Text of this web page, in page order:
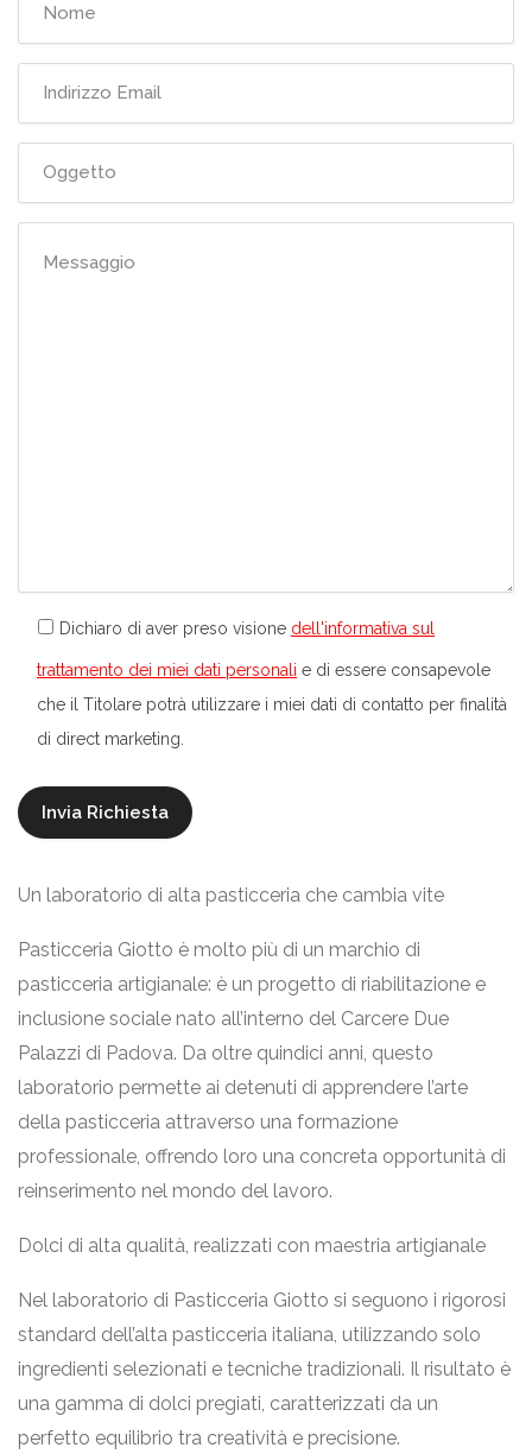
Dichiaro di aver preso visione dell'informativa sul
trattamento dei miei dati personali e di essere consapevole
che il Titolare potrà utilizzare i miei dati di contatto per finalità
di direct marketing.
Un laboratorio di alta pasticceria che cambia vite
Pasticceria Giotto è molto più di un marchio di
pasticceria artigianale: è un progetto di riabilitazione e
inclusione sociale nato all’interno del Carcere Due
Palazzi di Padova. Da oltre quindici anni, questo
laboratorio permette ai detenuti di apprendere l’arte
della pasticceria attraverso una formazione
professionale, offrendo loro una concreta opportunità di
reinserimento nel mondo del lavoro.
Dolci di alta qualità, realizzati con maestria artigianale
Nel laboratorio di Pasticceria Giotto si seguono i rigorosi
standard dell’alta pasticceria italiana, utilizzando solo
ingredienti selezionati e tecniche tradizionali. Il risultato è
una gamma di dolci pregiati, caratterizzati da un
perfetto equilibrio tra creatività e precisione.